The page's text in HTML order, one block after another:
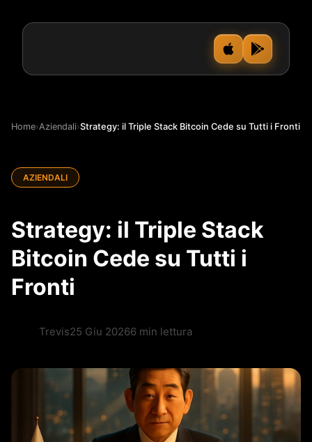
Home›Aziendali›Strategy: il Triple Stack Bitcoin Cede su Tutti i Fronti
AZIENDALI
Strategy: il Triple Stack
Bitcoin Cede su Tutti i
Fronti
Trevis25 Giu 20266 min lettura